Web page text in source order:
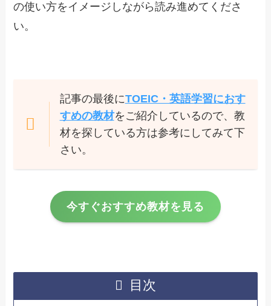
の使い方をイメージしながら読み進めてくださ
い。
記事の最後にTOEIC・英語学習におす
すめの教材をご紹介しているので、教
材を探している方は参考にしてみて下
さい。
今すぐおすすめ教材を見る
目次